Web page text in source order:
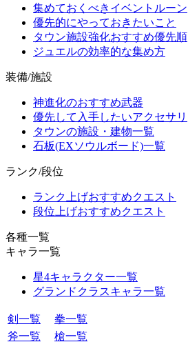
集めておくべきイベントルーン
優先的にやっておきたいこと
タウン施設強化おすすめ優先順
ジュエルの効率的な集め方
装備/施設
神進化のおすすめ武器
優先して入手したいアクセサリ
タウンの施設・建物一覧
石板(EXソウルボード)一覧
ランク/段位
ランク上げおすすめクエスト
段位上げおすすめクエスト
各種一覧
キャラ一覧
星4キャラクター一覧
グランドクラスキャラ一覧
剣一覧
拳一覧
斧一覧
槍一覧